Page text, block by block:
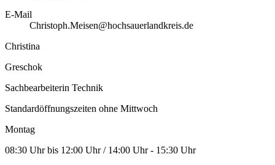
E-Mail
Christoph.Meisen@hochsauerlandkreis.de
Christina
Greschok
Sachbearbeiterin Technik
Standardöffnungszeiten ohne Mittwoch
Montag
08:30 Uhr bis 12:00 Uhr / 14:00 Uhr - 15:30 Uhr